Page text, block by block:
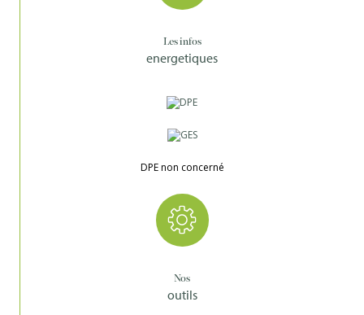
Les infos
energetiques
DPE non concerné
Nos
outils